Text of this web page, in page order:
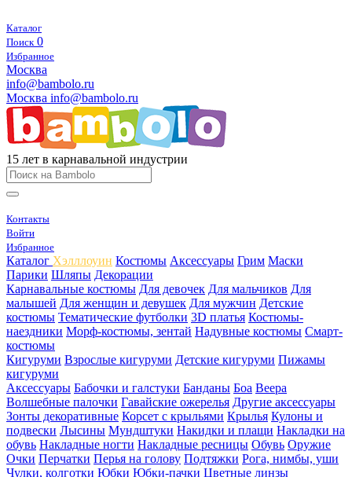
Каталог
Поиск 0
Избранное
Москва
info@bambolo.ru
Москва info@bambolo.ru
15 лет в карнавальной индустрии
Контакты
Войти
Избранное
Каталог Хэлллоуин Костюмы Аксессуары Грим Маски
Парики Шляпы Декорации
Карнавальные костюмы Для девочек Для мальчиков Для
малышей Для женщин и девушек Для мужчин Детские
костюмы Тематические футболки 3D платья Костюмы-
наездники Морф-костюмы, зентай Надувные костюмы Смарт-
костюмы
Кигуруми Взрослые кигуруми Детские кигуруми Пижамы
кигуруми
Аксессуары Бабочки и галстуки Банданы Боа Веера
Волшебные палочки Гавайские ожерелья Другие аксессуары
Зонты декоративные Корсет с крыльями Крылья Кулоны и
подвески Лысины Мундштуки Накидки и плащи Накладки на
обувь Накладные ногти Накладные ресницы Обувь Оружие
Очки Перчатки Перья на голову Подтяжки Рога, нимбы, уши
Чулки, колготки Юбки Юбки-пачки Цветные линзы